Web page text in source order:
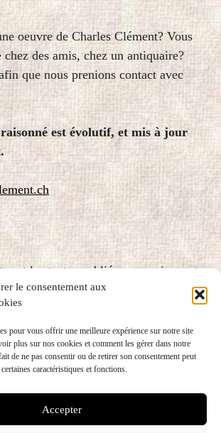
le consentement aux
pour vous offrir une meilleure expérience sur notre site
plus sur nos cookies et comment les gérer dans notre
de ne pas consentir ou de retirer son consentement peut
caractéristiques et fonctions.
Accepter
oeuvre de Charles Clément? Vous
chez des amis, chez un antiquaire?
que nous prenions contact avec
est évolutif, et mis à jour
et les textes publiés sur ce site sont
droit d’auteur et donc soumis au
plus d’information, veuillez écrire à